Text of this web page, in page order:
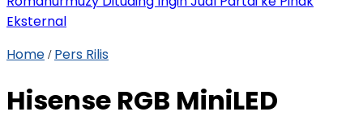
Eksternal
Home / Pers Rilis
Hisense RGB MiniLED